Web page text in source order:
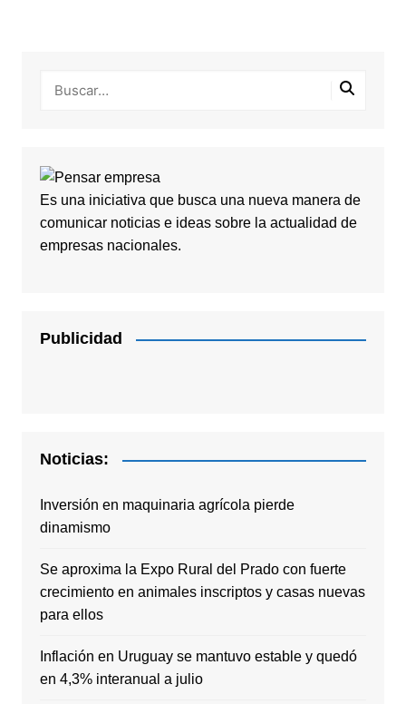
Es una iniciativa que busca una nueva manera de
comunicar noticias e ideas sobre la actualidad de
empresas nacionales.
Publicidad
Noticias:
Inversión en maquinaria agrícola pierde
dinamismo
Se aproxima la Expo Rural del Prado con fuerte
crecimiento en animales inscriptos y casas nuevas
para ellos
Inflación en Uruguay se mantuvo estable y quedó
en 4,3% interanual a julio